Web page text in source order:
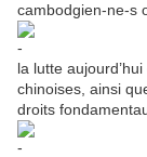
cambodgien-ne-s
la lutte
chinoises, ainsi
droits